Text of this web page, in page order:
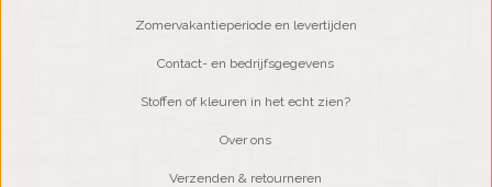
Zomervakantieperiode en levertijden
Contact- en bedrijfsgegevens
Stoffen of kleuren in het echt zien?
Over ons
Verzenden & retourneren